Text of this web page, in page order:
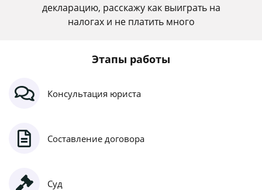
декларацию, расскажу как выиграть на
налогах и не платить много
Этапы работы
Консультация юриста
Составление договора
Суд